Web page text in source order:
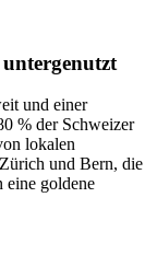
und einer
% der Schweizer
lokalen
und Bern, die
eine goldene